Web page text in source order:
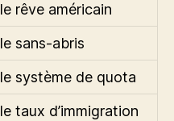
le rêve américain
le sans-abris
le système de quota
le taux d’immigration